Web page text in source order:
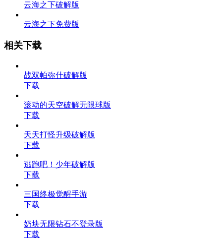
云海之下破解版
云海之下免费版
相关下载
战双帕弥什破解版
下载
滚动的天空破解无限球版
下载
天天打怪升级破解版
下载
逃跑吧！少年破解版
下载
三国终极觉醒手游
下载
奶块无限钻石不登录版
下载